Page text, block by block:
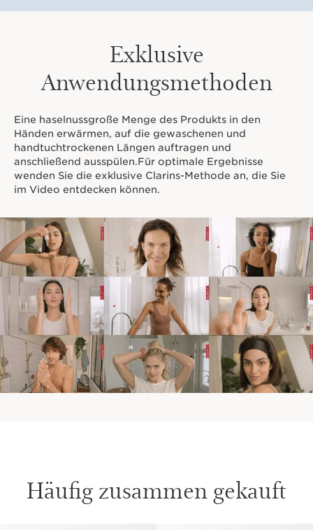
Exklusive
Anwendungsmethoden
Eine haselnussgroße Menge des Produkts in den
Händen erwärmen, auf die gewaschenen und
handtuchtrockenen Längen auftragen und
anschließend ausspülen.Für optimale Ergebnisse
wenden Sie die exklusive Clarins-Methode an, die Sie
im Video entdecken können.
Häufig zusammen gekauft